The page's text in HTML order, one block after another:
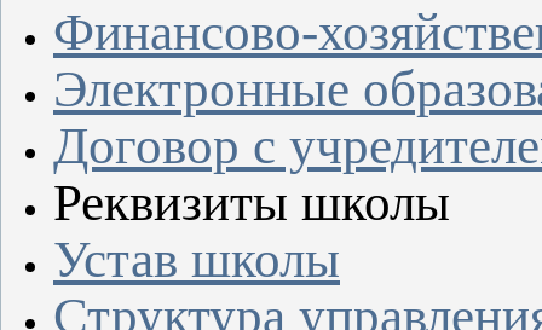
Финансово-
Электронные
Договор с
Реквизиты школы
Устав школы
Структура